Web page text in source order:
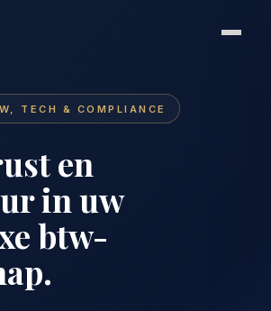
TECH & COMPLIANCE
en
in uw
btw-